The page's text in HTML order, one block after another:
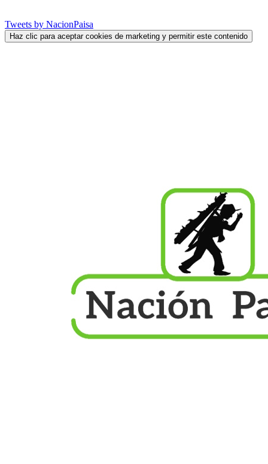
Tweets by NacionPaisa
Haz clic para aceptar cookies de marketing y permitir este contenido